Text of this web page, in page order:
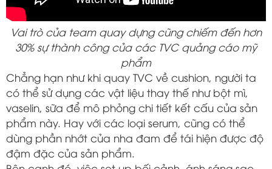
Vai trò của team quay dựng cũng chiếm đến hơn
30% sự thành công của các TVC quảng cáo mỹ
phẩm
Chẳng hạn như khi quay TVC về cushion, người ta
có thể sử dụng các vật liệu thay thế như bột mì,
vaselin, sữa để mô phỏng chi tiết kết cấu của sản
phẩm này. Hay với các loại serum, cũng có thể
dùng phần nhớt của nha đam để tái hiện được độ
đậm đặc của sản phẩm.